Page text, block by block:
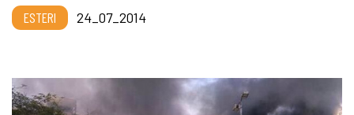
ESTERI 24_07_2014